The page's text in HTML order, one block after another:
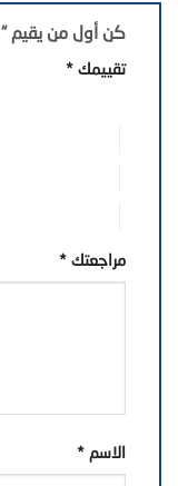
كن أول من يقيم “MKTR2”
تقييمك *
مراجعتك *
الاسم *